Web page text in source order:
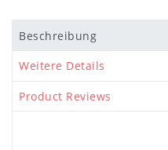
Beschreibung
Weitere Details
Product Reviews